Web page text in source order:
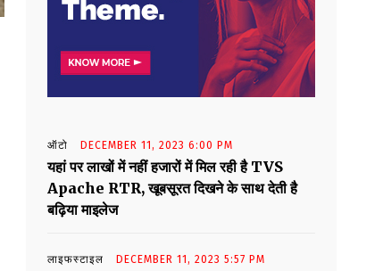
ऑटो DECEMBER 11, 2023 6:00 PM
यहां पर लाखों में नहीं हजारों में मिल रही है TVS
Apache RTR, खूबसूरत दिखने के साथ देती है
बढ़िया माइलेज
लाइफस्टाइल DECEMBER 11, 2023 5:57 PM